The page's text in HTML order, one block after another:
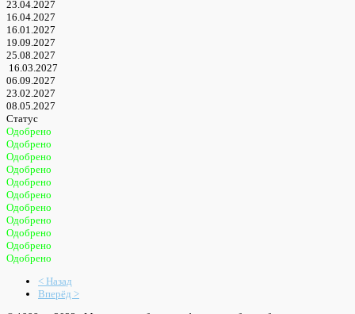
23.04.2027
16.04.2027
16.01.2027
19.09.2027
25.08.2027
16.03.2027
06.09.2027
23.02.2027
08.05.2027
Статус
Одобрено
Одобрено
Одобрено
Одобрено
Одобрено
Одобрено
Одобрено
Одобрено
Одобрено
Одобрено
Одобрено
< Назад
Вперёд >